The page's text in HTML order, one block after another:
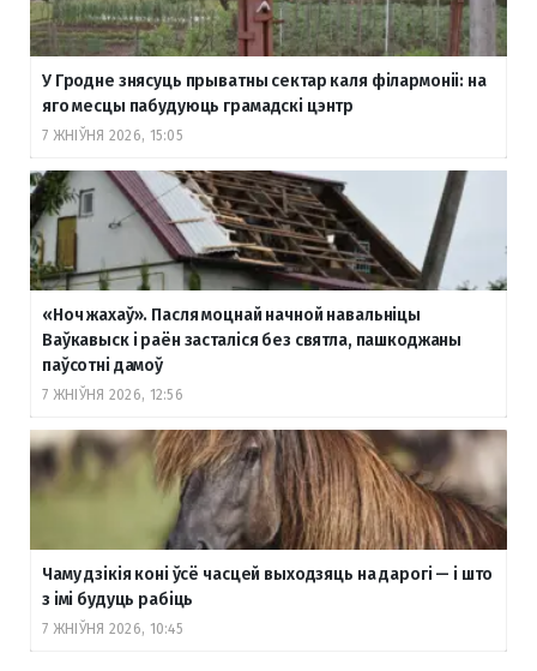
У Гродне знясуць прыватны сектар каля філармоніі: на
яго месцы пабудуюць грамадскі цэнтр
7 ЖНІЎНЯ 2026, 15:05
«Ноч жахаў». Пасля моцнай начной навальніцы
Ваўкавыск і раён засталіся без святла, пашкоджаны
паўсотні дамоў
7 ЖНІЎНЯ 2026, 12:56
Чаму дзікія коні ўсё часцей выходзяць на дарогі — і што
з імі будуць рабіць
7 ЖНІЎНЯ 2026, 10:45